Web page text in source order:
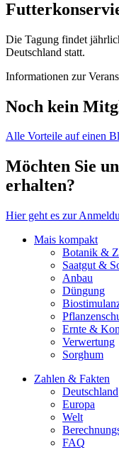
Die Tagung findet
Deutschland statt.
Informationen zur
Noch kein
Alle Vorteile auf einen
Möchten Sie
erhalten?
Hier geht es zur
Mais kompakt
Botanik &
Saatgut &
Anbau
Düngung
Ernte &
Verwertung
Sorghum
Zahlen & Fakten
Deutschland
Europa
Welt
FAQ